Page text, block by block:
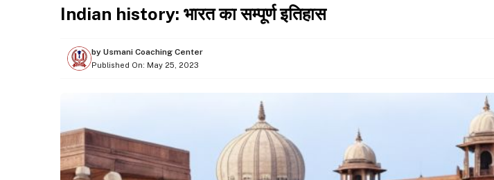
Indian history: भारत का सम्‍पूर्ण इतिहास
by Usmani Coaching Center
Published On: May 25, 2023